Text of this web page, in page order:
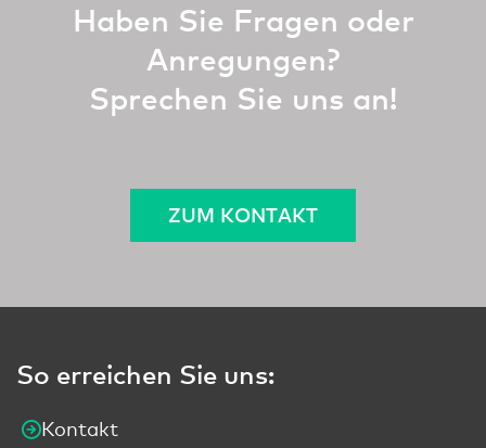
Haben Sie Fragen oder
Anregungen?
Sprechen Sie uns an!
ZUM KONTAKT
So erreichen Sie uns:
Kontakt